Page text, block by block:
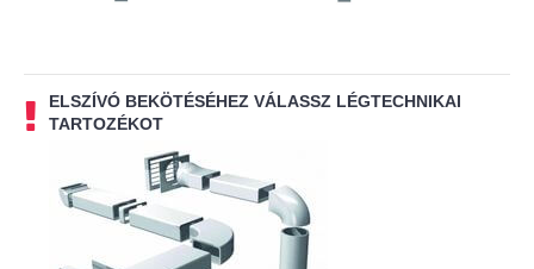
ELSZÍVÓ BEKÖTÉSÉHEZ VÁLASSZ LÉGTECHNIKAI
TARTOZÉKOT